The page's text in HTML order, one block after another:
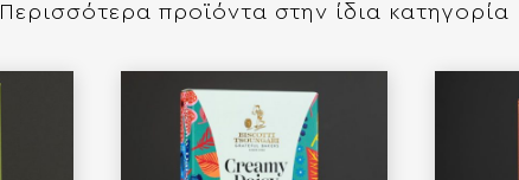
Περισσότερα προϊόντα στην ίδια κατηγορία​​